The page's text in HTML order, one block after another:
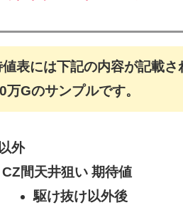
表には下記の内容が記載さ
万Gのサンプルです。
外
CZ間天井狙い 期待値
駆け抜け以外後